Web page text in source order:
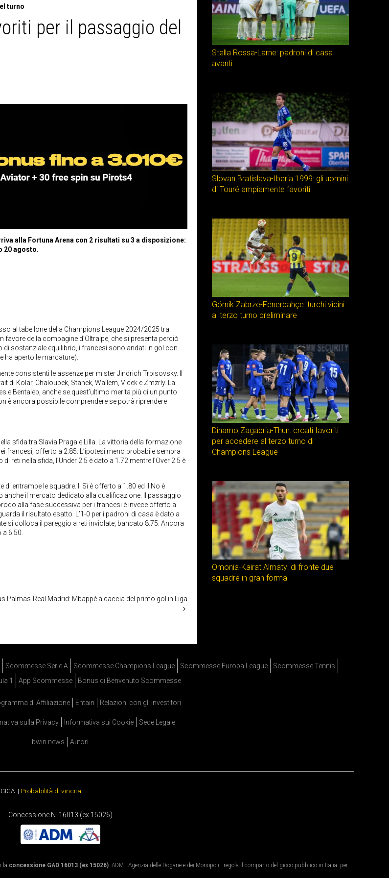
turno
per il passaggio del
alla Fortuna Arena con 2 risultati su 3 a disposizione:
20 agosto.
al tabellone della Champions League 2024/2025 tra
favore della compagine d’Oltralpe, che si presenta perciò
sostanziale equilibrio, i francesi sono andati in gol con
ha aperto le marcature).
consistenti le assenze per mister Jindrich Trpisovsky. Il
Kolar, Chaloupek, Stanek, Wallem, Vlcek e Zmzrly. La
e Bentaleb, anche se quest’ultimo merita più di un punto
è ancora possibile comprendere se potrà riprendere
sfida tra Slavia Praga e Lilla. La vittoria della formazione
francesi, offerto a 2.85. L’ipotesi meno probabile sembra
nella sfida, l’Under 2.5 è dato a 1.72 mentre l’Over 2.5 è
entrambe le squadre. Il Sì è offerto a 1.80 ed il No è
il mercato dedicato alla qualificazione. Il passaggio
alla fase successiva per i francesi è invece offerto a
il risultato esatto. L’1-0 per i padroni di casa è dato a
si colloca il pareggio a reti inviolate, bancato 8.75. Ancora
6.50.
Palmas-Real Madrid: Mbappé a caccia del primo gol in Liga
Stella Rossa-Larne: padroni di casa
avanti
Slovan Bratislava-Iberia 1999: gli uomini
di Touré ampiamente favoriti
Górnik Zabrze-Fenerbahçe: turchi vicini
al terzo turno preliminare
Dinamo Zagabria-Thun: croati favoriti
per accedere al terzo turno di
Champions League
Omonia-Kairat Almaty: di fronte due
squadre in gran forma
Scommesse Serie A Scommesse Champions League Scommesse Europa League
Scommesse Tennis
1
App Scommesse Bonus di Benvenuto Scommesse
di Affiliazione Entain Relazioni con gli investitori
sulla Privacy Informativa sui Cookie Sede Legale
bwin news Autori
| Probabilità di vincita
Concessione N. 16013 (ex 15026)
la concessione GAD 16013 (ex 15026). ADM - Agenzia delle Dogane e dei Monopoli - regola il comparto del gioco pubblico in Italia: per